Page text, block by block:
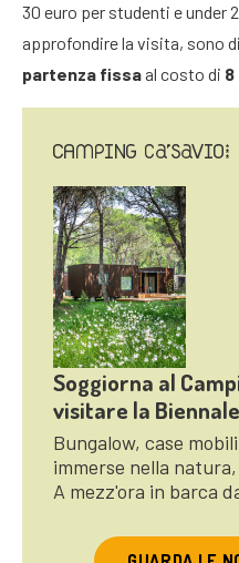
30 euro per studenti e under
approfondire la visita, sono
partenza fissa al costo di
Soggiorna al
visitare la Biennale
Bungalow, case
immerse nella
A mezz'ora in barca